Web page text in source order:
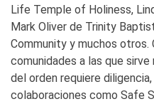
Life Temple of Holiness,
Mark Oliver de Trinity
Community y muchos otros.
comunidades a las que
del orden requiere
colaboraciones como Safe